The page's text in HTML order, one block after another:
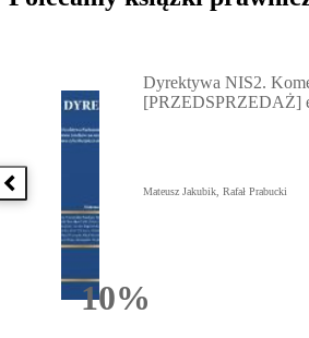
Poprzednia książka
10%Rabatu
Dyrektywa NIS2.
[PRZEDSPRZEDAŻ]
Mateusz Jakubik, Rafał Prabucki